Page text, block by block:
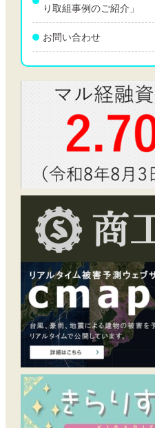
り取組事例のご紹介」
お問い合わせ